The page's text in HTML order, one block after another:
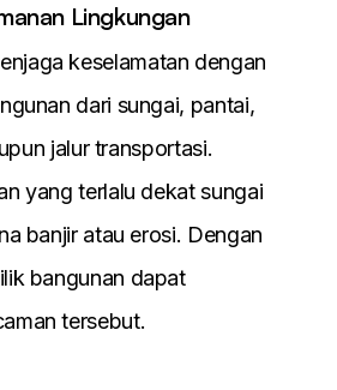
Lingkungan
keselamatan dengan
dari sungai, pantai,
jalur transportasi.
yang terlalu dekat sungai
banjir atau erosi. Dengan
bangunan dapat
tersebut.